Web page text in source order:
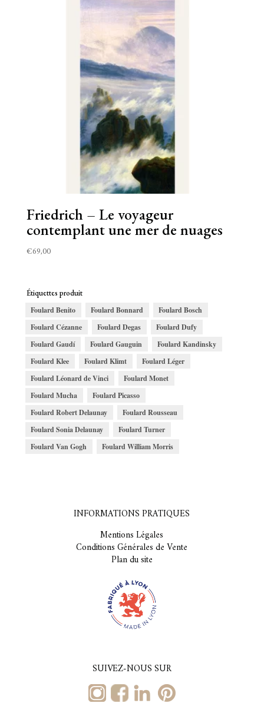
Friedrich – Le voyageur
contemplant une mer de nuages
€69,00
Étiquettes produit
Foulard Benito
Foulard Bonnard
Foulard Bosch
Foulard Cézanne
Foulard Degas
Foulard Dufy
Foulard Gaudí
Foulard Gauguin
Foulard Kandinsky
Foulard Klee
Foulard Klimt
Foulard Léger
Foulard Léonard de Vinci
Foulard Monet
Foulard Mucha
Foulard Picasso
Foulard Robert Delaunay
Foulard Rousseau
Foulard Sonia Delaunay
Foulard Turner
Foulard Van Gogh
Foulard William Morris
INFORMATIONS PRATIQUES
Mentions Légales
Conditions Générales de Vente
Plan du site
SUIVEZ-NOUS SUR